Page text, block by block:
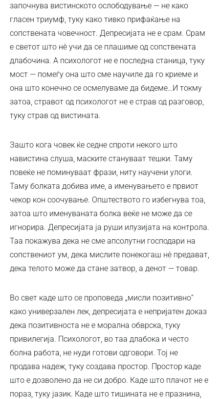
започнува вистинското ослободување — не како
гласен триумф, туку како тивко прифаќање на
сопствената човечност. Депресијата не е срам. Срам
е светот што нè учи да се плашиме од сопствената
длабочина. А психологот не е последна станица, туку
мост — помеѓу она што сме научиле да го криеме и
она што конечно се осмелуваме да бидеме…И токму
затоа, стравот од психологот не е страв од разговор,
туку страв од вистината.
Зашто кога човек ќе седне спроти некого што
навистина слуша, маските стануваат тешки. Таму
повеќе не поминуваат фрази, ниту научени улоги.
Таму болката добива име, а именувањето е првиот
чекор кон соочување. Општеството го избегнува тоа,
затоа што именуваната болка веќе не може да се
игнорира. Депресијата ја руши илузијата на контрола.
Таа покажува дека не сме апсолутни господари на
сопствениот ум, дека мислите понекогаш нè предават,
дека телото може да стане затвор, а денот — товар.
Во свет каде што се проповеда „мисли позитивно“
како универзален лек, депресијата е непријатен доказ
дека позитивноста не е морална обврска, туку
привилегија. Психологот, во таа длабока и често
болна работа, не нуди готови одговори. Тој не
продава надеж, туку создава простор. Простор каде
што е дозволено да не си добро. Каде што плачот не е
пораз, туку јазик. Каде што тишината не е празнина,